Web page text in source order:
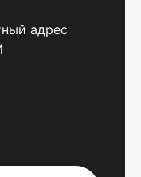
адрес